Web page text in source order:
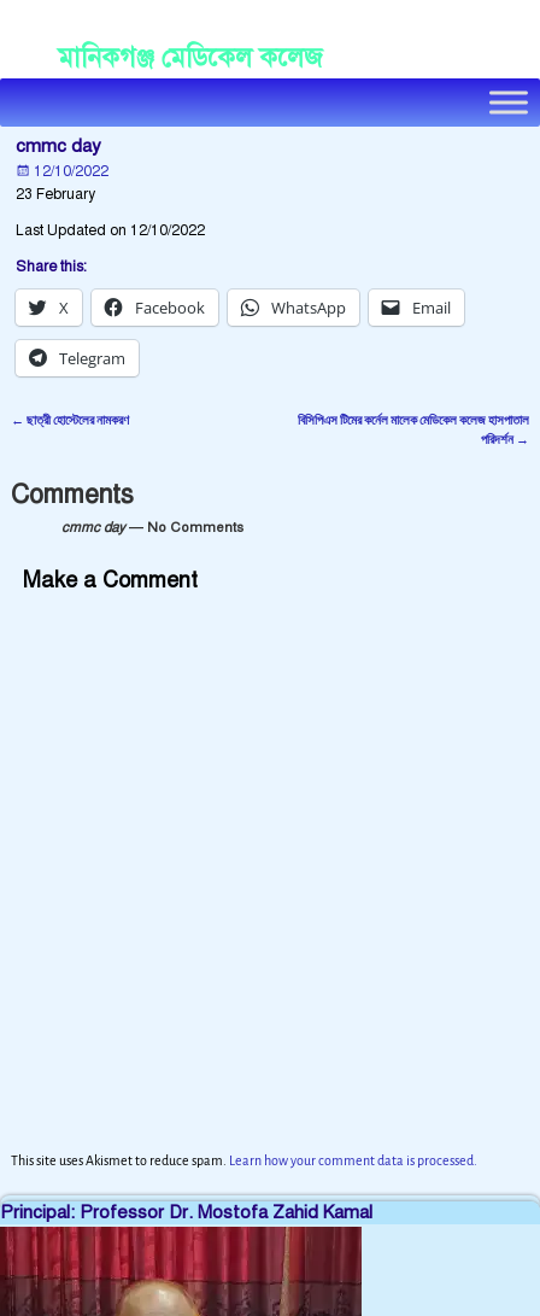
মানিকগঞ্জ মেডিকেল কলেজ
cmmc day
12/10/2022
23 February
Last Updated on 12/10/2022
Share this:
X Facebook WhatsApp Email
Telegram
← ছাত্রী হোস্টেলের নামকরণ
বিসিপিএস টিমের কর্নেল মালেক মেডিকেল কলেজ হাসপাতাল
পরিদর্শন →
Comments
cmmc day— No Comments
Make a Comment
This site uses Akismet to reduce spam. Learn how your comment data is processed.
Principal: Professor Dr. Mostofa Zahid Kamal